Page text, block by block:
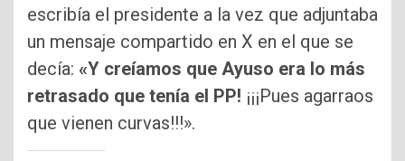
escribía el presidente a la vez que adjuntaba
un mensaje compartido en X en el que se
decía: «Y creíamos que Ayuso era lo más
retrasado que tenía el PP! ¡¡¡Pues agarraos
que vienen curvas!!!».